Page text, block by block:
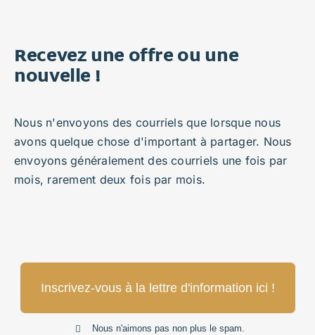
Recevez une offre ou une
nouvelle !
Nous n'envoyons des courriels que lorsque nous
avons quelque chose d'important à partager. Nous
envoyons généralement des courriels une fois par
mois, rarement deux fois par mois.
Inscrivez-vous à la lettre d'information ici !
Nous n'aimons pas non plus le spam.